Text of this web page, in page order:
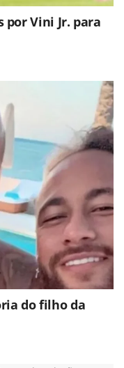
por Vini Jr. para
do filho da